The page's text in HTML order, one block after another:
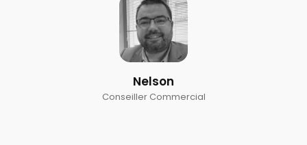
Nelson
Conseiller Commercial